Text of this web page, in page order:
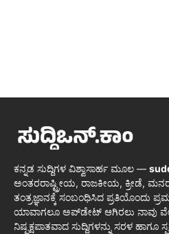
ಕನ್ನಡ ಸುದ್ದಿಗಳ ವಿಶ್ವಾಸಾರ್ಹ ಮೂಲ —
ಅಂತರರಾಷ್ಟ್ರೀಯ, ರಾಜಕೀಯ, ಕ್ರೀಡೆ,
ತಂತ್ರಜ್ಞಾನಕ್ಕೆ ಸಂಬಂಧಿಸಿದ ಪ್ರತಿಯೊಂದು
ಯಾವಾಗಲೂ ಅಪ್‌ಡೇಟ್ ಆಗಿರಲು ನಾವು
ನಿಷ್ಪಕ್ಷಪಾತವಾದ ಸುದ್ದಿಗಳನ್ನು ಸರಳ ಹಾಗೂ